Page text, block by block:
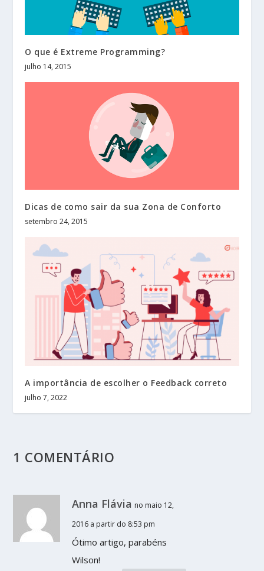
O que é Extreme Programming?
julho 14, 2015
Dicas de como sair da sua Zona de Conforto
setembro 24, 2015
A importância de escolher o Feedback correto
julho 7, 2022
1 COMENTÁRIO
Anna Flávia no maio 12,
2016 a partir do 8:53 pm
Ótimo artigo, parabéns
Wilson!